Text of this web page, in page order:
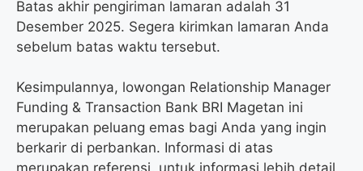
Batas akhir pengiriman lamaran adalah 31
Desember 2025. Segera kirimkan lamaran Anda
sebelum batas waktu tersebut.
Kesimpulannya, lowongan Relationship Manager
Funding & Transaction Bank BRI Magetan ini
merupakan peluang emas bagi Anda yang ingin
berkarir di perbankan. Informasi di atas